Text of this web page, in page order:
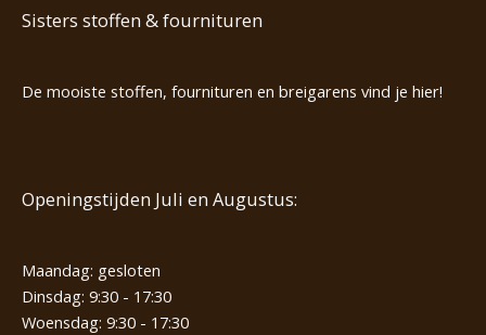
Sisters stoffen & fournituren
De mooiste stoffen, fournituren en breigarens vind je hier!
Openingstijden Juli en Augustus:
Maandag: gesloten
Dinsdag: 9:30 - 17:30
Woensdag: 9:30 - 17:30